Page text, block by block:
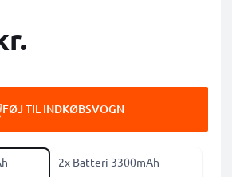
FØJ TIL INDKØBSVOGN
2x Batteri 3300mAh